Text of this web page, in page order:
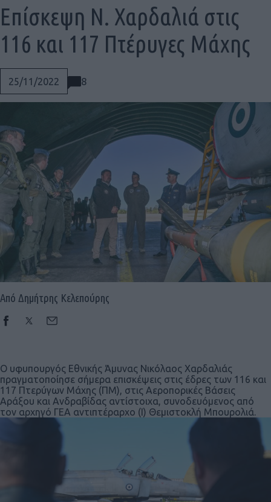
25/11/2022 8
Επίσκεψη Ν. Χαρδαλιά στις
116 και 117 Πτέρυγες Μάχης
Από Δημήτρης Κελεπούρης
Ο υφυπουργός Εθνικής Άμυνας Νικόλαος Χαρδαλιάς
πραγματοποίησε σήμερα επισκέψεις στις έδρες των 116 και
117 Πτερύγων Μάχης (ΠΜ), στις Αεροπορικές Βάσεις
Αράξου και Ανδραβίδας αντίστοιχα, συνοδευόμενος από
τον αρχηγό ΓΕΑ αντιπτέραρχο (Ι) Θεμιστοκλή Μπουρολιά.